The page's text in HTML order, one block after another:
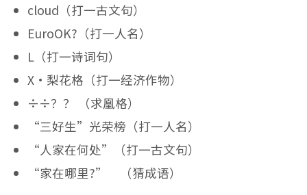
cloud（打一古文句）
EuroOK?（打一人名）
L（打一诗词句）
X·梨花格（打一经济作物）
÷÷？？ （求凰格）
“三好生”光荣榜（打一人名）
“人家在何处”（打一古文句）
“家在哪里?” （猜成语）